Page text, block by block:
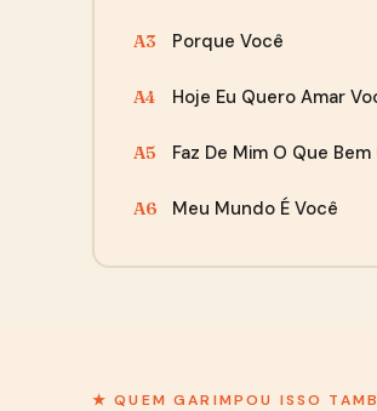
A3 Porque Você
A4 Hoje Eu Quero Amar
A5 Faz De Mim O Que
A6 Meu Mundo É Você
★ QUEM GARIMPOU ISSO